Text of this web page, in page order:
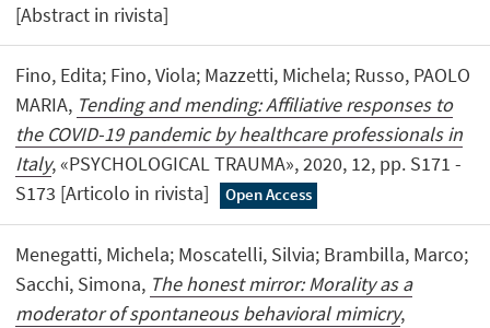
[Abstract in rivista]
Fino, Edita; Fino, Viola; Mazzetti, Michela; Russo, PAOLO
MARIA, Tending and mending: Affiliative responses to
the COVID-19 pandemic by healthcare professionals in
Italy, «PSYCHOLOGICAL TRAUMA», 2020, 12, pp. S171 -
S173 [Articolo in rivista]
Open Access
Menegatti, Michela; Moscatelli, Silvia; Brambilla, Marco;
Sacchi, Simona, The honest mirror: Morality as a
moderator of spontaneous behavioral mimicry,